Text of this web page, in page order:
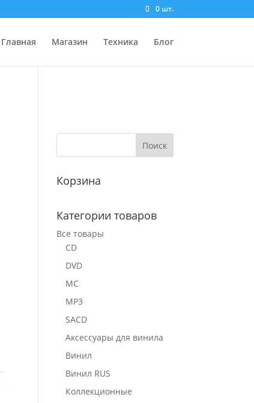
0 шт.
Главная Магазин Техника Блог
Корзина
Категории товаров
Все товары
CD
DVD
MC
MP3
SACD
Аксессуары для винила
Винил
Винил RUS
Коллекционные